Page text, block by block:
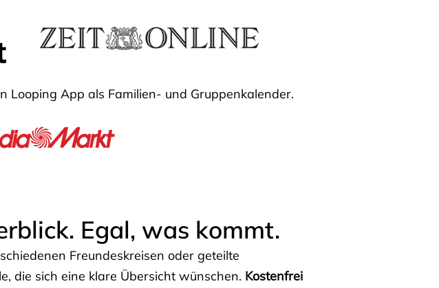
Looping App als Familien- und Gruppenkalender.
Egal, was kommt.
Freundeskreisen oder geteilte
die sich eine klare Übersicht wünschen. Kostenfrei